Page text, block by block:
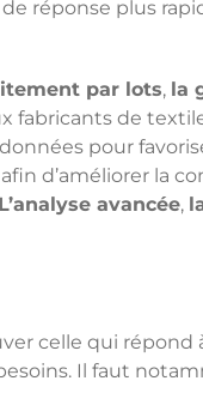
réponse plus
par lots, la
fabricants de
pour
d’améliorer la
L’analyse avancée,
celle qui répond
Il faut